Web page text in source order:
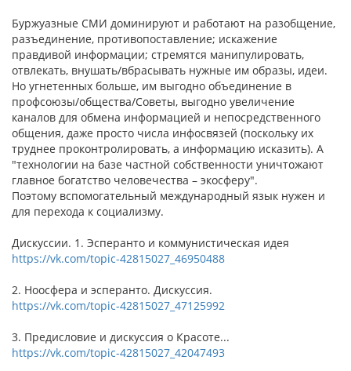
Буржуазные СМИ доминируют и работают на разобщение,
разъединение, противопоставление; искажение
правдивой информации; стремятся манипулировать,
отвлекать, внушать/вбрасывать нужные им образы, идеи.
Но угнетенных больше, им выгодно объединение в
профсоюзы/общества/Советы, выгодно увеличение
каналов для обмена информацией и непосредственного
общения, даже просто числа инфосвязей (поскольку их
труднее проконтролировать, а информацию исказить). А
"технологии на базе частной собственности уничтожают
главное богатство человечества – экосферу".
Поэтому вспомогательный международный язык нужен и
для перехода к социализму.
Дискуссии. 1. Эсперанто и коммунистическая идея
https://vk.com/topic-42815027_46950488
2. Ноосфера и эсперанто. Дискуссия.
https://vk.com/topic-42815027_47125992
3. Предисловие и дискуссия о Красоте...
https://vk.com/topic-42815027_42047493